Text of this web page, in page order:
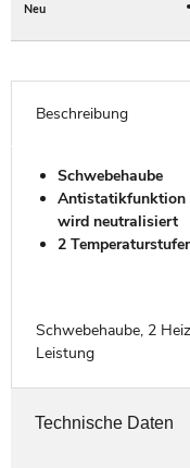
Neu
Beschreibung
Schwebehaube
Antistatikfunktion
wird neutralisiert
2
Schwebehaube, 2
Leistung
Technische Daten